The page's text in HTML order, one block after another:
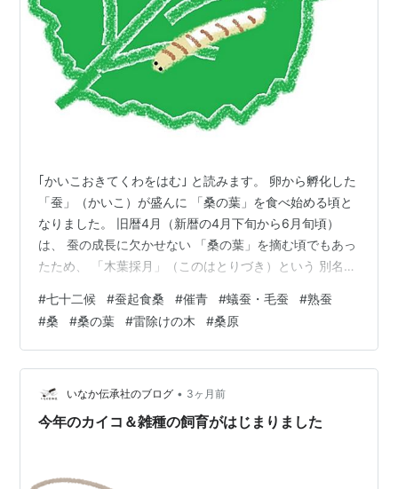
｢かいこおきてくわをはむ｣ と読みます。 卵から孵化した
「蚕」（かいこ）が盛んに 「桑の葉」を食べ始める頃と
なりました。 旧暦4月（新暦の4月下旬から6月旬頃）
は、 蚕の成長に欠かせない 「桑の葉」を摘む頃でもあっ
たため、 「木葉採月」（このはとりづき）という 別名も
て孵化させるため、 温度･湿度･光線などを調節した 環境
（催青室）に保護することを 「催青」（さいせい）と言
います。 10日程すると孵化します。 蚕は孵化した時には
頭が黒く、 小さな体が蟻のように見えることから 「蟻
蚕」（ぎさん）とか「毛蚕」（けご）と 呼ばれます。 蚕
起きて桑…
#七十二候 #蚕起食桑 #催青 #蟻蚕・毛蚕 #熟蚕
#桑 #桑の葉 #雷除けの木 #桑原
いなか伝承社のブログ • 3ヶ月前
今年のカイコ＆雑種の飼育がはじまりました